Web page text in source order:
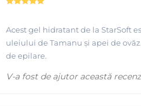
Premium StarSoft de la
Acest gel hidratant de la StarSoft
uleiului de Tamanu și apei de
de epilare.
V-a fost de ajutor această